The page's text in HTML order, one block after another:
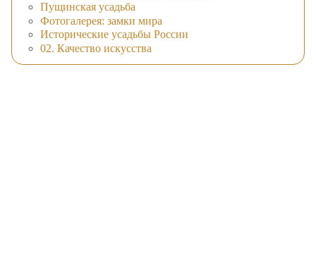
Пущинская усадьба
Фотогалерея: замки мира
Исторические усадьбы России
02. Качество искусства